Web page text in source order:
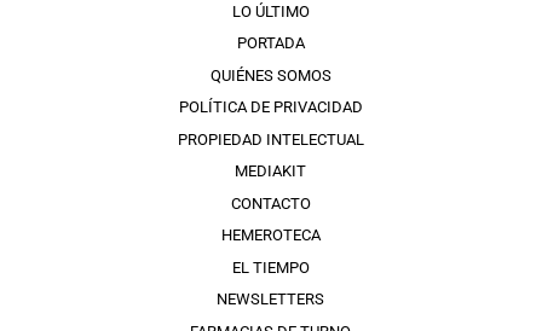
LO ÚLTIMO
PORTADA
QUIÉNES SOMOS
POLÍTICA DE PRIVACIDAD
PROPIEDAD INTELECTUAL
MEDIAKIT
CONTACTO
HEMEROTECA
EL TIEMPO
NEWSLETTERS